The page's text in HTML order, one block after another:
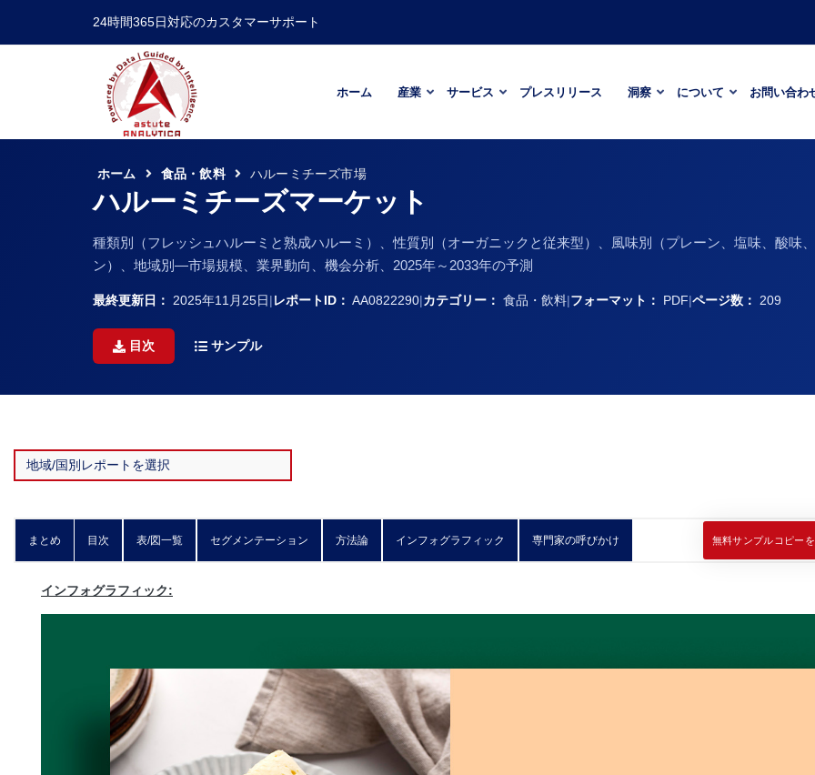
24時間365日対応のカスタマーサポート
ホーム 産業 サービス プレスリリース 洞察 について お問い合わ
ホーム 食品・飲料 ハルーミチーズ市場
ハルーミチーズマーケット
種類別（フレッシュハルーミと熟成ハルーミ）、性質別（オーガニックと従来型）、風味別（プレーン、塩味、酸味
ン）、地域別―市場規模、業界動向、機会分析、2025年～2033年の予測
最終更新日： 2025年11月25日|レポートID： AA0822290|カテゴリー： 食品・飲料|フォーマット： PDF|ページ数： 209
目次 サンプル
まとめ 目次 表/図一覧 セグメンテーション 方法論 インフォグラフィック 専門家の呼びかけ 無料サンプルコピー
インフォグラフィック: